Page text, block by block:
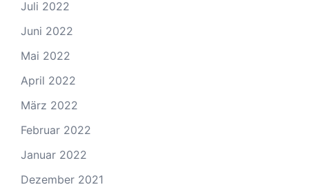
Juli 2022
Juni 2022
Mai 2022
April 2022
März 2022
Februar 2022
Januar 2022
Dezember 2021